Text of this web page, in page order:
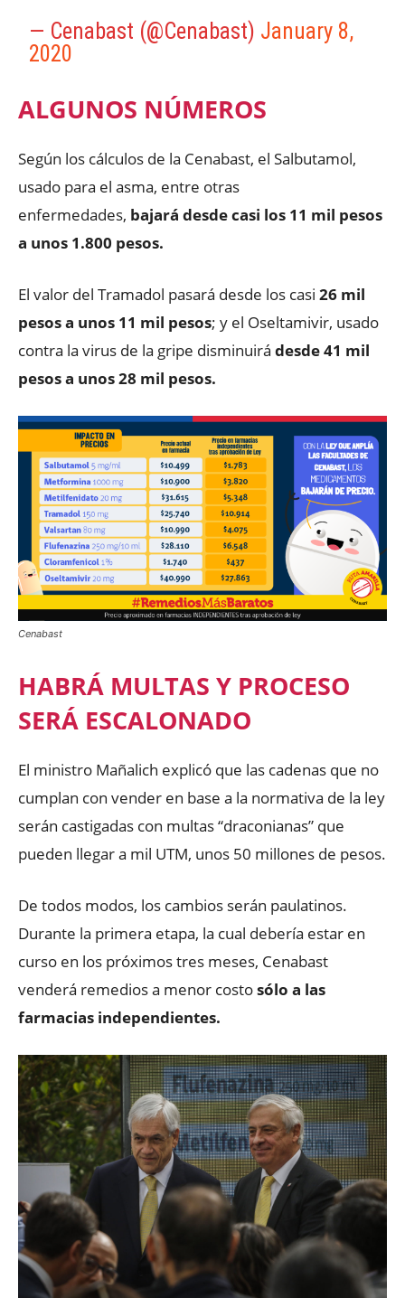
— Cenabast (@Cenabast) January 8,
2020
ALGUNOS NÚMEROS
Según los cálculos de la Cenabast, el Salbutamol,
usado para el asma, entre otras
enfermedades, bajará desde casi los 11 mil pesos
a unos 1.800 pesos.
El valor del Tramadol pasará desde los casi 26 mil
pesos a unos 11 mil pesos; y el Oseltamivir, usado
contra la virus de la gripe disminuirá desde 41 mil
pesos a unos 28 mil pesos.
Cenabast
HABRÁ MULTAS Y PROCESO
SERÁ ESCALONADO
El ministro Mañalich explicó que las cadenas que no
cumplan con vender en base a la normativa de la ley
serán castigadas con multas “draconianas” que
pueden llegar a mil UTM, unos 50 millones de pesos.
De todos modos, los cambios serán paulatinos.
Durante la primera etapa, la cual debería estar en
curso en los próximos tres meses, Cenabast
venderá remedios a menor costosólo a las
farmacias independientes.